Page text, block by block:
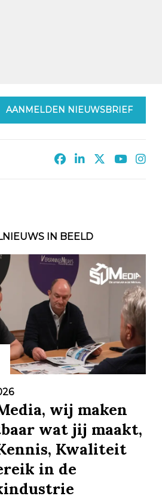
AANMELDEN NIEUWSBRIEF
IN BEELD
wij maken
wat jij maakt,
Kwaliteit
in de